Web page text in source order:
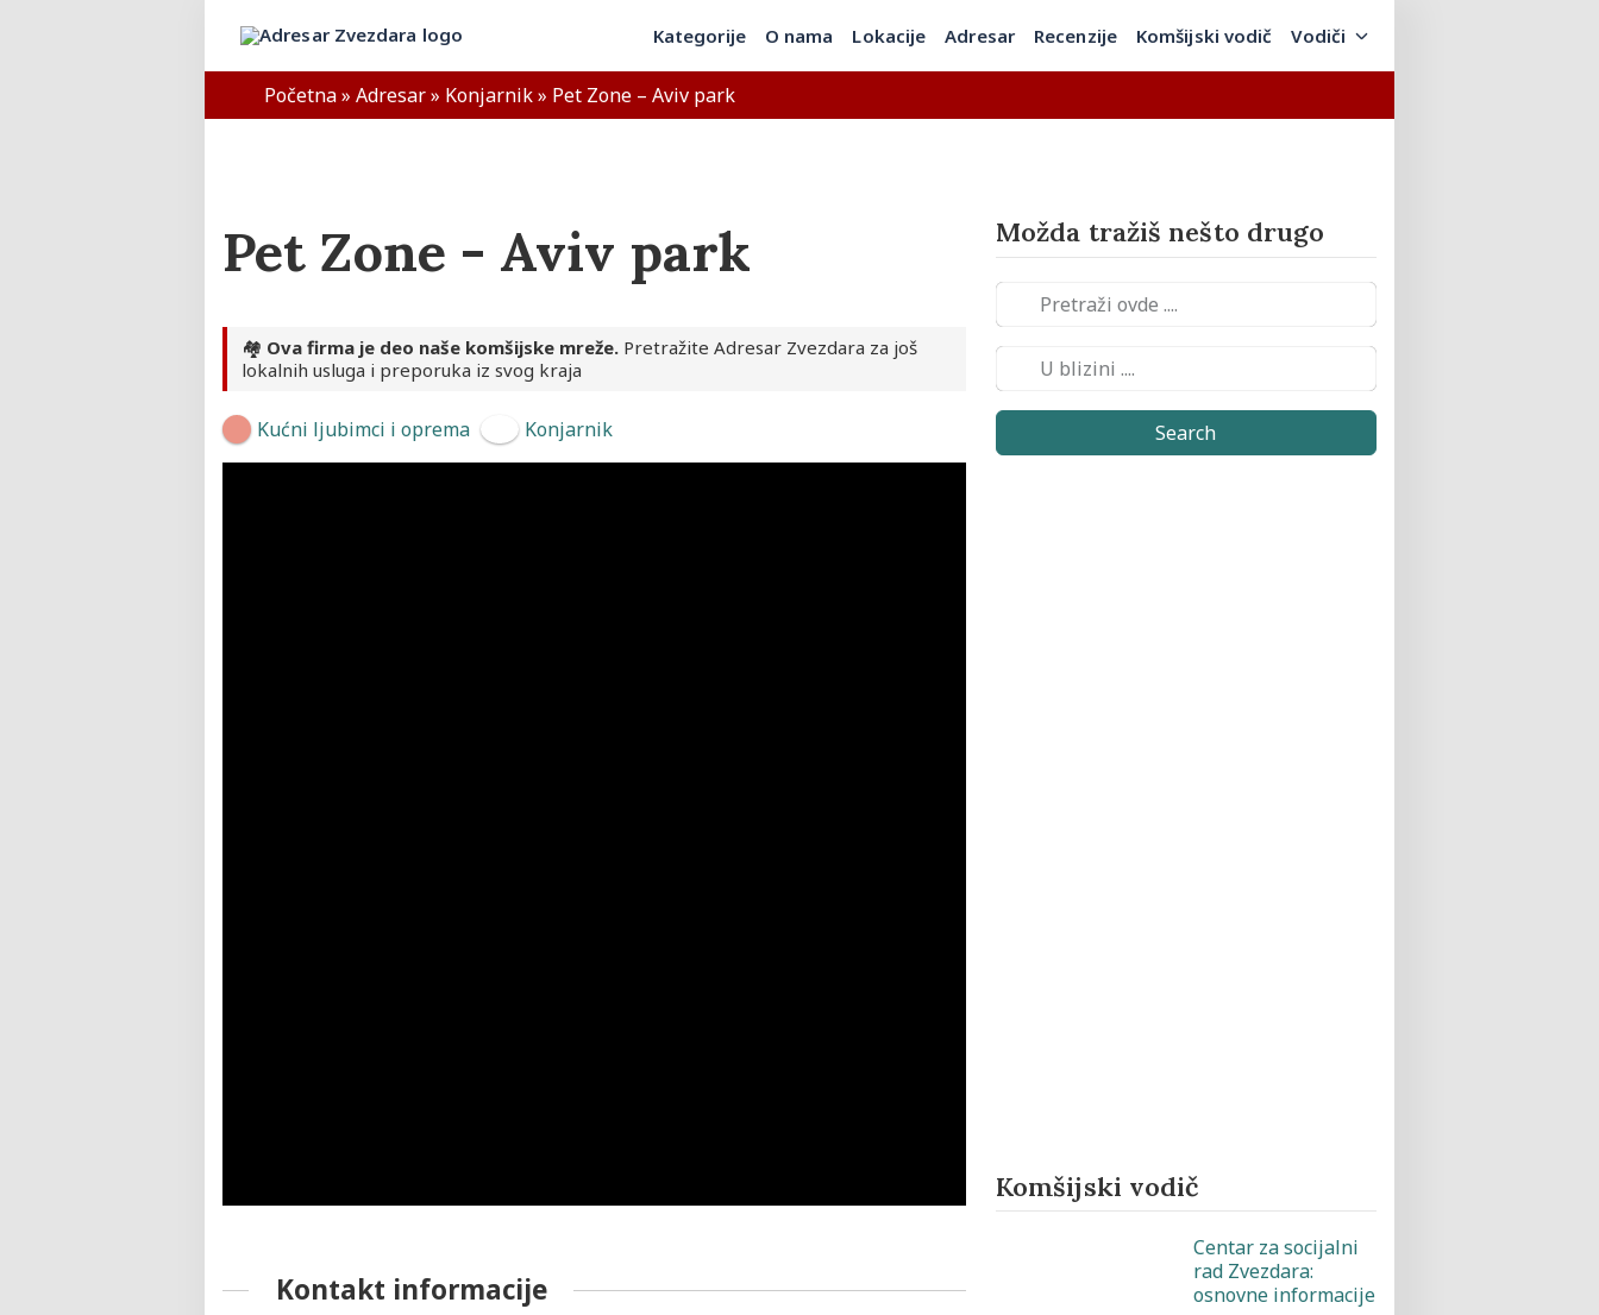
Kategorije O nama Lokacije Adresar Recenzije Komšijski vodič Vodiči
Početna» Adresar» Konjarnik» Pet Zone – Aviv park
Pet Zone - Aviv park
🏘️ Ova firma je deo naše komšijske mreže. Pretražite Adresar Zvezdara za još
lokalnih usluga i preporuka iz svog kraja
Kućni ljubimci i oprema Konjarnik
Kontakt informacije
Možda tražiš nešto drugo
Search
Komšijski vodič
Centar za socijalni
rad Zvezdara:
osnovne informacije